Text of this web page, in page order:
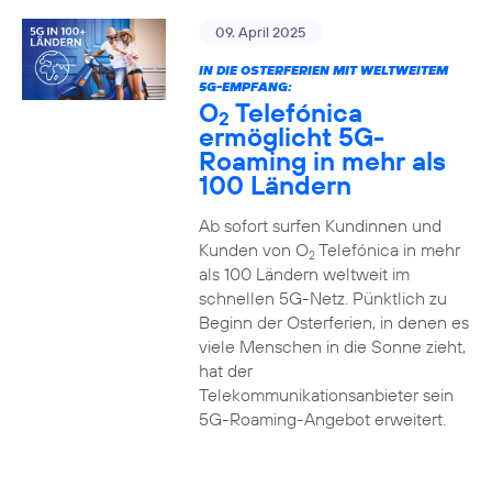
09. April 2025
IN DIE OSTERFERIEN MIT WELTWEITEM
5G-EMPFANG:
O2 Telefónica
ermöglicht 5G-
Roaming in mehr als
100 Ländern
Ab sofort surfen Kundinnen und
Kunden von O2Telefónica in mehr
als 100 Ländern weltweit im
schnellen 5G-Netz. Pünktlich zu
Beginn der Osterferien, in denen es
viele Menschen in die Sonne zieht,
hat der
Telekommunikationsanbieter sein
5G-Roaming-Angebot erweitert.